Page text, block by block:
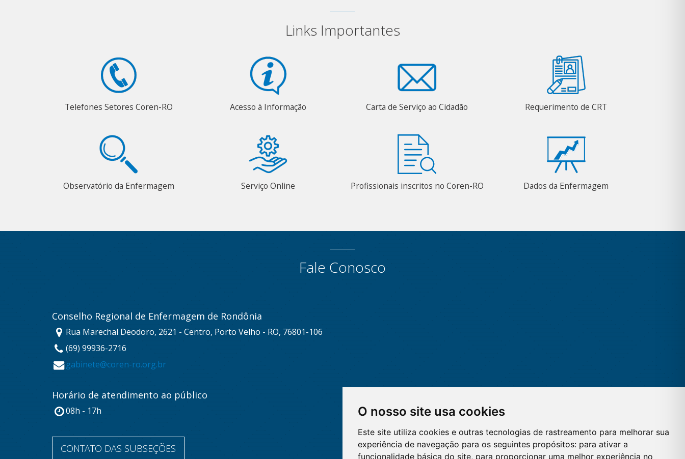
O nosso site usa cookies
Este site utiliza cookies e outras tecnologias de rastreamento para melhorar sua
experiência de navegação para os seguintes propósitos: para ativar a
funcionalidade básica do site, para proporcionar uma melhor experiência no
Links Importantes
Telefones Setores Coren-RO Acesso à Informação Carta de Serviço ao Cidadão Requerimento de CRT
Observatório da Enfermagem Serviço Online Profissionais inscritos no Coren-RO Dados da Enfermagem
Fale Conosco
Conselho Regional de Enfermagem de Rondônia
Rua Marechal Deodoro, 2621 - Centro, Porto Velho - RO, 76801-106
(69) 99936-2716
gabinete@coren-ro.org.br
Horário de atendimento ao público
08h - 17h
CONTATO DAS SUBSEÇÕES